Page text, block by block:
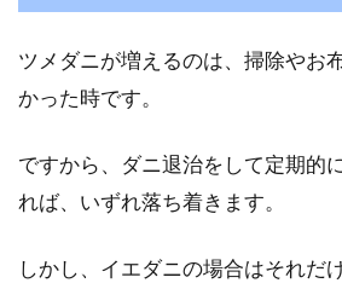
ツメダニが増えるのは、掃除やお
かった時です。
ですから、ダニ退治をして定期的
れば、いずれ落ち着きます。
しかし、イエダニの場合はそれだ